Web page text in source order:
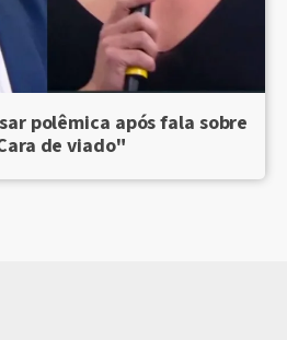
polêmica após fala sobre
de viado"